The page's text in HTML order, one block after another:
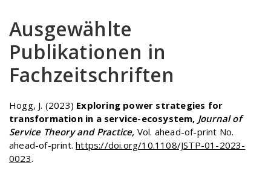
Ausgewählte
Publikationen in
Fachzeitschriften
Hogg, J. (2023) Exploring power strategies for
transformation in a service-ecosystem, Journal of
Service Theory and Practice, Vol. ahead-of-print No.
ahead-of-print.https://doi.org/10.1108/JSTP-01-2023-
0023.